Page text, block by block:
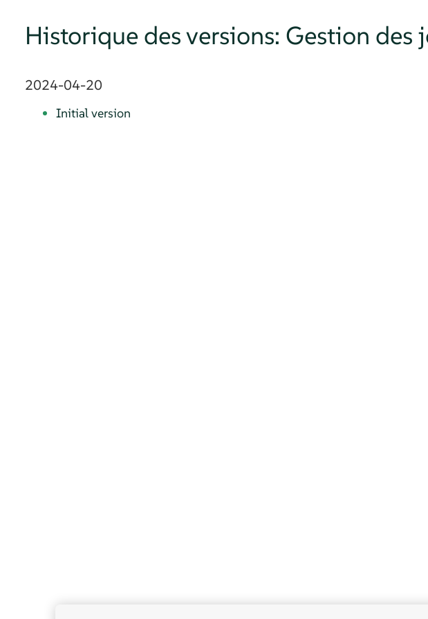
Historique des versions: Gestion des
2024-04-20
Initial version